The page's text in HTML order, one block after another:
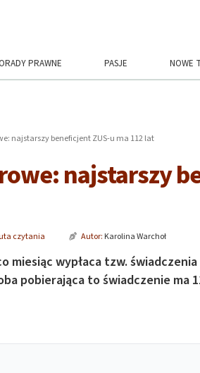
PRAWNE PASJE NOWE
najstarszy beneficjent ZUS-u ma 112 lat
najstarszy
czytania Autor: Karolina Warchoł
miesiąc wypłaca tzw.
pobierająca to świadczenie ma